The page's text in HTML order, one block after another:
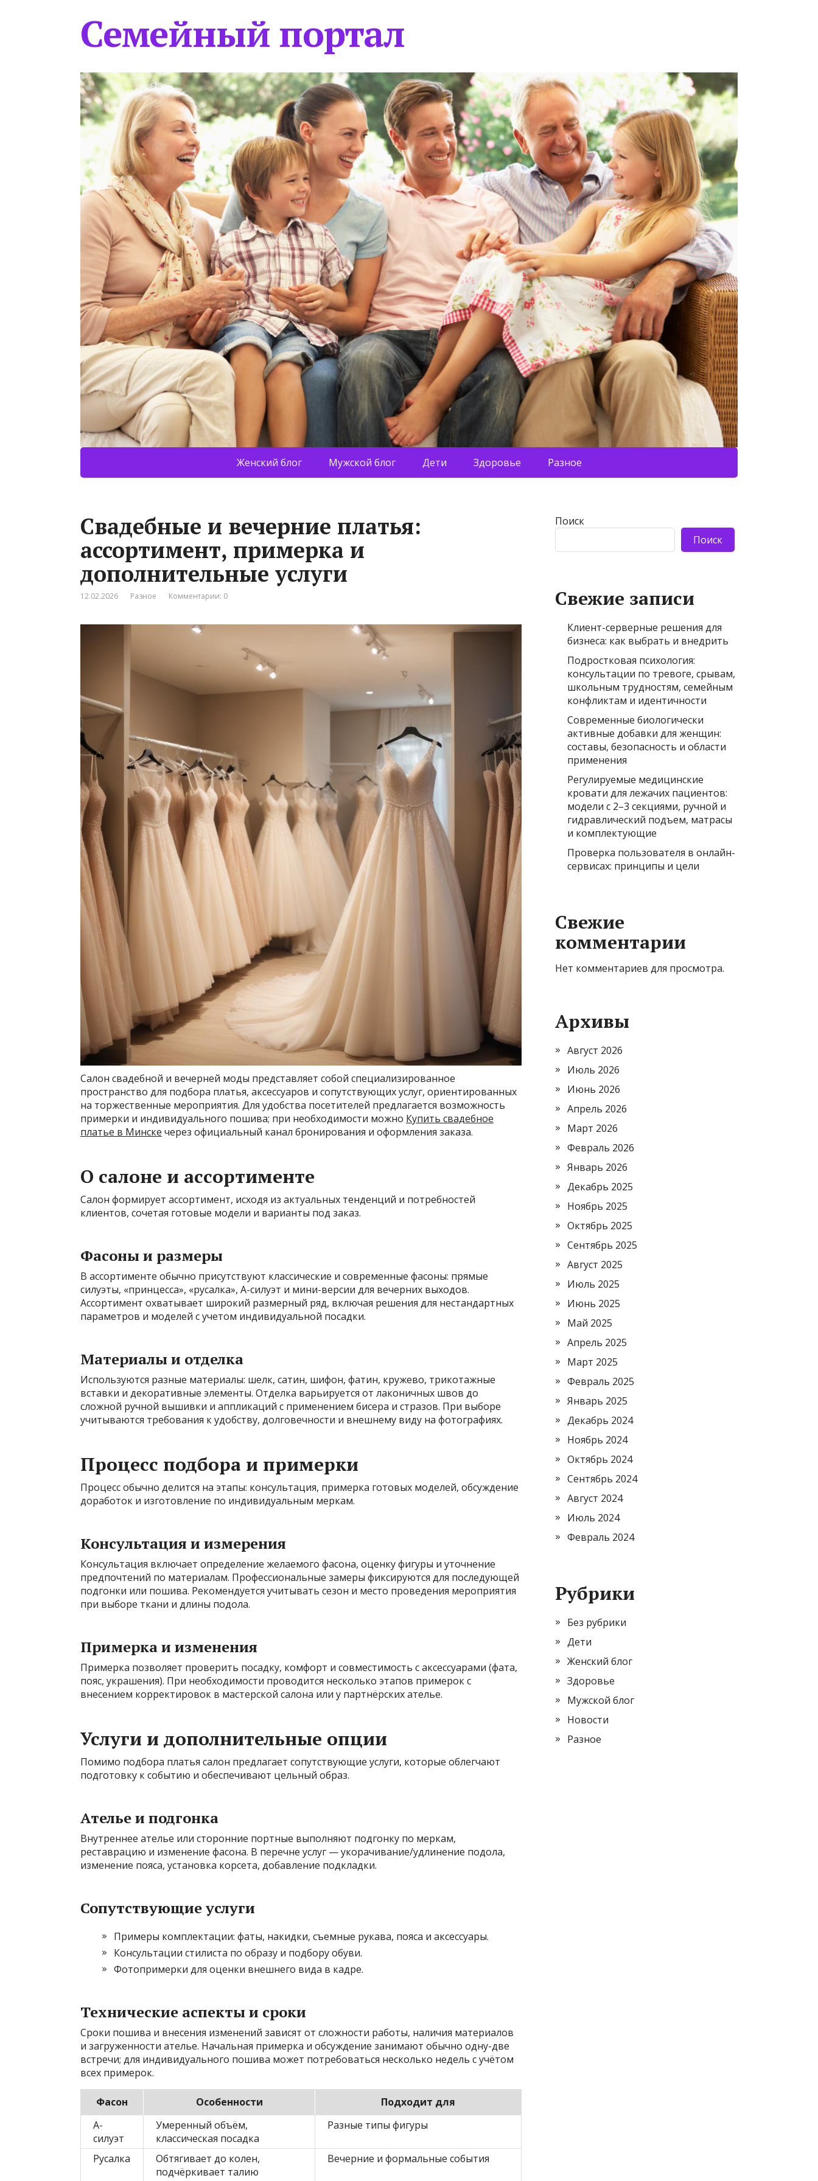
Семейный портал
Женский блог Мужской блог Дети Здоровье Разное
Свадебные и вечерние платья:
ассортимент, примерка и
дополнительные услуги
12.02.2026 Разное Комментарии: 0
Салон свадебной и вечерней моды представляет собой специализированное
пространство для подбора платья, аксессуаров и сопутствующих услуг, ориентированных
на торжественные мероприятия. Для удобства посетителей предлагается возможность
примерки и индивидуального пошива; при необходимости можно Купить свадебное
платье в Минске через официальный канал бронирования и оформления заказа.
О салоне и ассортименте
Салон формирует ассортимент, исходя из актуальных тенденций и потребностей
клиентов, сочетая готовые модели и варианты под заказ.
Фасоны и размеры
В ассортименте обычно присутствуют классические и современные фасоны: прямые
силуэты, «принцесса», «русалка», А-силуэт и мини-версии для вечерних выходов.
Ассортимент охватывает широкий размерный ряд, включая решения для нестандартных
параметров и моделей с учетом индивидуальной посадки.
Материалы и отделка
Используются разные материалы: шелк, сатин, шифон, фатин, кружево, трикотажные
вставки и декоративные элементы. Отделка варьируется от лаконичных швов до
сложной ручной вышивки и аппликаций с применением бисера и стразов. При выборе
учитываются требования к удобству, долговечности и внешнему виду на фотографиях.
Процесс подбора и примерки
Процесс обычно делится на этапы: консультация, примерка готовых моделей, обсуждение
доработок и изготовление по индивидуальным меркам.
Консультация и измерения
Консультация включает определение желаемого фасона, оценку фигуры и уточнение
предпочтений по материалам. Профессиональные замеры фиксируются для последующей
подгонки или пошива. Рекомендуется учитывать сезон и место проведения мероприятия
при выборе ткани и длины подола.
Примерка и изменения
Примерка позволяет проверить посадку, комфорт и совместимость с аксессуарами (фата,
пояс, украшения). При необходимости проводится несколько этапов примерок с
внесением корректировок в мастерской салона или у партнёрских ателье.
Услуги и дополнительные опции
Помимо подбора платья салон предлагает сопутствующие услуги, которые облегчают
подготовку к событию и обеспечивают цельный образ.
Ателье и подгонка
Внутреннее ателье или сторонние портные выполняют подгонку по меркам,
реставрацию и изменение фасона. В перечне услуг — укорачивание/удлинение подола,
изменение пояса, установка корсета, добавление подкладки.
Сопутствующие услуги
Примеры комплектации: фаты, накидки, съемные рукава, пояса и аксессуары.
Консультации стилиста по образу и подбору обуви.
Фотопримерки для оценки внешнего вида в кадре.
Технические аспекты и сроки
Сроки пошива и внесения изменений зависят от сложности работы, наличия материалов
и загруженности ателье. Начальная примерка и обсуждение занимают обычно одну-две
встречи; для индивидуального пошива может потребоваться несколько недель с учётом
всех примерок.
Фасон Особенности
Подходит для
А-
силуэт
Умеренный объём,
классическая посадка
Разные типы фигуры
Русалка
Обтягивает до колен,
подчёркивает талию
Вечерние и формальные события
Поиск
Поиск
Свежие записи
Клиент-серверные решения для
бизнеса: как выбрать и внедрить
Подростковая психология:
консультации по тревоге, срывам,
школьным трудностям, семейным
конфликтам и идентичности
Современные биологически
активные добавки для женщин:
составы, безопасность и области
применения
Регулируемые медицинские
кровати для лежачих пациентов:
модели с 2–3 секциями, ручной и
гидравлический подъем, матрасы
и комплектующие
Проверка пользователя в онлайн-
сервисах: принципы и цели
Свежие
комментарии
Нет комментариев для просмотра.
Архивы
Август 2026
Июль 2026
Июнь 2026
Апрель 2026
Март 2026
Февраль 2026
Январь 2026
Декабрь 2025
Ноябрь 2025
Октябрь 2025
Сентябрь 2025
Август 2025
Июль 2025
Июнь 2025
Май 2025
Апрель 2025
Март 2025
Февраль 2025
Январь 2025
Декабрь 2024
Ноябрь 2024
Октябрь 2024
Сентябрь 2024
Август 2024
Июль 2024
Февраль 2024
Рубрики
Без рубрики
Дети
Женский блог
Здоровье
Мужской блог
Новости
Разное